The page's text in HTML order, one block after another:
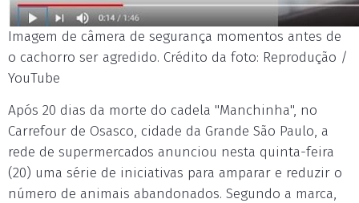
Imagem de câmera de segurança momentos antes de
o cachorro ser agredido. Crédito da foto: Reprodução /
YouTube
Após 20 dias da morte do cadela "Manchinha", no
Carrefour de Osasco, cidade da Grande São Paulo, a
rede de supermercados anunciou nesta quinta-feira
(20) uma série de iniciativas para amparar e reduzir o
número de animais abandonados. Segundo a marca,